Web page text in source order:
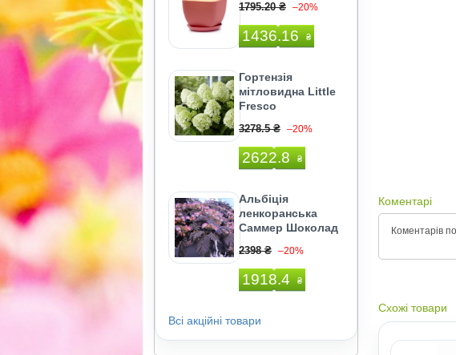
1795.20 ₴ –20%
1436.16 ₴
Гортензія
мітловидна Little
Fresco
3278.5 ₴ –20%
2622.8 ₴
Альбіція
ленкоранська
Саммер Шоколад
2398 ₴ –20%
1918.4 ₴
Всі акційні товари
Коментарі
Коментарів
Схожі товари